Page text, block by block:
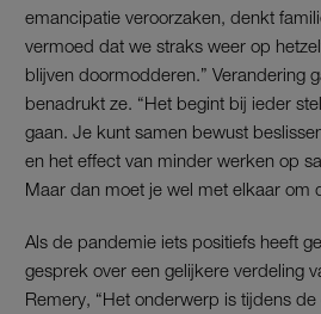
emancipatie veroorzaken, denkt
vermoed dat we straks weer op
blijven doormodderen.” Verandering
benadrukt ze. “Het begint bij ieder
gaan. Je kunt samen bewust
en het effect van minder werken op
Maar dan moet je wel met elkaar om
Als de pandemie iets positiefs heeft
gesprek over een gelijkere verdeling
Remery, “Het onderwerp is tijdens